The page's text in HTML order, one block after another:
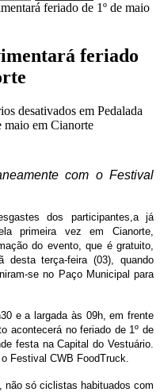
feriado de 1º de maio
feriado
desativados em Pedalada
maio em Cianorte
com o Festival
dos participantes,a já
primeira vez em Cianorte,
do evento, que é gratuito,
desta terça-feira (03), quando
se no Paço Municipal para
e a largada às 09h, em frente
acontecerá no feriado de 1º de
festa na Capital do Vestuário.
Festival CWB FoodTruck.
não só ciclistas habituados com